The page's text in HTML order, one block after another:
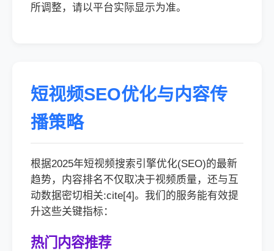
所调整，请以平台实际显示为准。
短视频SEO优化与内容传
播策略
根据2025年短视频搜索引擎优化(SEO)的最新
趋势，内容排名不仅取决于视频质量，还与互
动数据密切相关:cite[4]。我们的服务能有效提
升这些关键指标：
热门内容推荐